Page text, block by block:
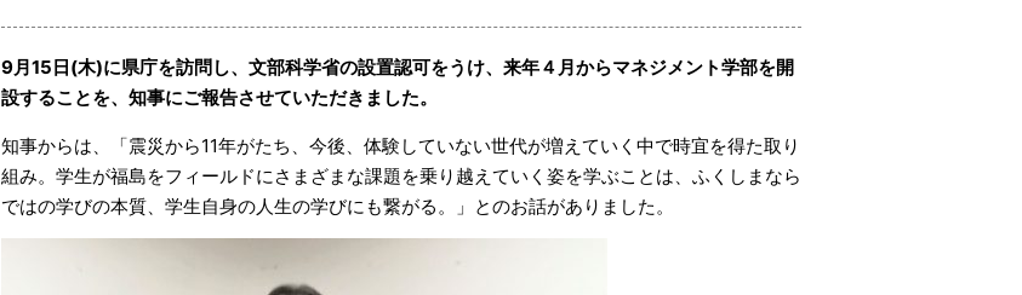
9月15日(木)に県庁を訪問し、文部科学省の設置認可をうけ、来年４月からマネジメント学部を開
設することを、知事にご報告させていただきました。
知事からは、「震災から11年がたち、今後、体験していない世代が増えていく中で時宜を得た取り
組み。学生が福島をフィールドにさまざまな課題を乗り越えていく姿を学ぶことは、ふくしまなら
ではの学びの本質、学生自身の人生の学びにも繋がる。」とのお話がありました。